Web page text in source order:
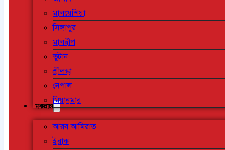
মালয়েশিয়া
সিঙ্গাপুর
মালদ্বীপ
ভুটান
শ্রীলঙ্কা
নেপাল
মিয়ানমার
মধ্যপ্রাচ্য
আরব আমিরাত
ইরাক